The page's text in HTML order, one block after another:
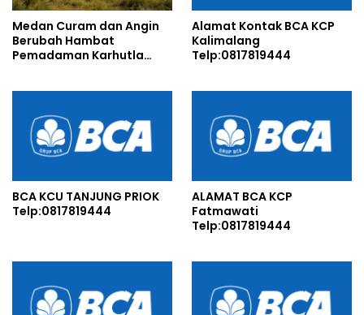
Medan Curam dan Angin
Berubah Hambat
Pemadaman Karhutla
Alamat Kontak BCA KCP
Kalimalang
Telp:0817819444
BCA KCU TANJUNG PRIOK
Telp:0817819444
ALAMAT BCA KCP
Fatmawati
Telp:0817819444